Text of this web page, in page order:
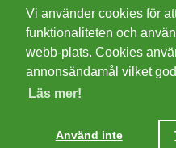
Cookies
Integritetspolicy
Villkor
Vi använder cookies för
funktionaliteten och
webb-plats. Cookies
annonsändamål vilket
Läs mer!
Använd inte